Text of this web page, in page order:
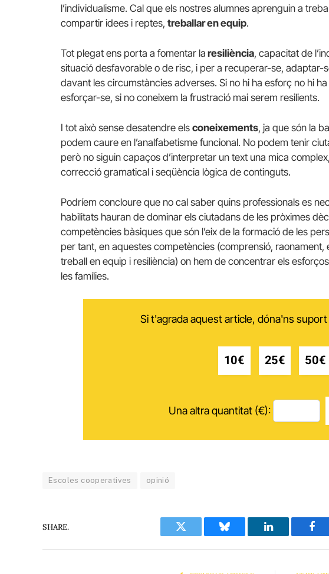
l’individualisme. Cal que els nostres alumnes aprenguin a
compartir idees i reptes, treballar en equip.
Tot plegat ens porta a fomentar la resiliència, capacitat de
situació desfavorable o de risc, i per a recuperar-se, adaptar-
davant les circumstàncies adverses. Si no hi ha esforç no hi
esforçar-se, si no coneixem la frustració mai serem resilients.
I tot això sense desatendre els coneixements, ja que són la
podem caure en l’analfabetisme funcional. No podem tenir
però no siguin capaços d’interpretar un text una mica
correcció gramatical i seqüència lògica de continguts.
Podríem concloure que no cal saber quins professionals es
habilitats hauran de dominar els ciutadans de les pròximes
competències bàsiques que són l’eix de la formació de les
per tant, en aquestes competències (comprensió,
treball en equip i resiliència) on hem de concentrar els
les famílies.
Si t'agrada aquest article, dóna'ns
10€ 25€ 50€
Una altra quantitat (€):
Escoles cooperatives opinió
SHARE.
Twitter Bluesky LinkedIn